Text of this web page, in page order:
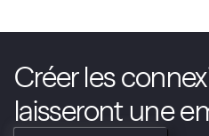
Créer les
laisseront une